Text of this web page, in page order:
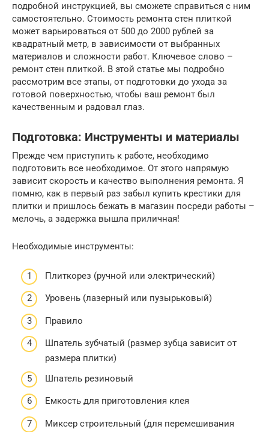
подробной инструкцией, вы сможете справиться с ним
самостоятельно. Стоимость ремонта стен плиткой
может варьироваться от 500 до 2000 рублей за
квадратный метр, в зависимости от выбранных
материалов и сложности работ. Ключевое слово –
ремонт стен плиткой. В этой статье мы подробно
рассмотрим все этапы, от подготовки до ухода за
готовой поверхностью, чтобы ваш ремонт был
качественным и радовал глаз.
Подготовка: Инструменты и материалы
Прежде чем приступить к работе, необходимо
подготовить все необходимое. От этого напрямую
зависит скорость и качество выполнения ремонта. Я
помню, как в первый раз забыл купить крестики для
плитки и пришлось бежать в магазин посреди работы –
мелочь, а задержка вышла приличная!
Необходимые инструменты:
Плиткорез (ручной или электрический)
Уровень (лазерный или пузырьковый)
Правило
Шпатель зубчатый (размер зубца зависит от
размера плитки)
Шпатель резиновый
Емкость для приготовления клея
Миксер строительный (для перемешивания